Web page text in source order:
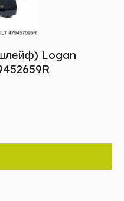
шлейф) Logan